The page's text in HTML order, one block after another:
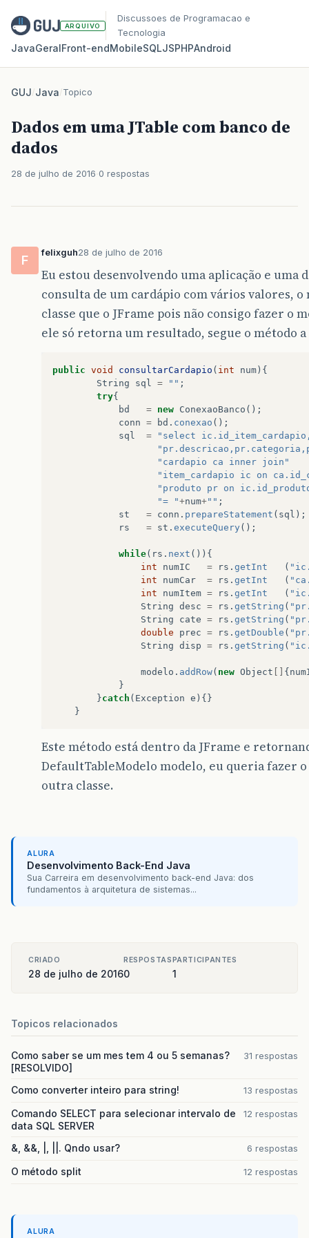
ARQUIVO
Discussoes de Programacao e
Tecnologia
JavaGeralFront‑endMobileSQLJSPHPAndroid
GUJ/Java/Topico
Dados em uma JTable com banco de
dados
28 de julho de 2016 0 respostas
F
felixguh28 de julho de 2016
Eu estou desenvolvendo uma aplicação e
consulta de um cardápio com vários valores,
classe que o JFrame pois não consigo fazer o
ele só retorna um resultado, segue o método a
public void consultarCardapio ( int num ){
String
sql = "" ;
try{
bd
= new ConexaoBanco ();
conn = bd . conexao ();
sql
=
"select
"cardapio ca inner join"
"item_cardapio ic on
"produto pr on
"= "+num+"" ;
st
= conn . prepareStatement ( sql );
rs
= st . executeQuery ();
while( rs . next ()){
int
numIC = rs . getInt (
int
numCar = rs . getInt (
int
numItem = rs . getInt (
String desc = rs . getString (
String
cate = rs . getString (
double
prec = rs . getDouble (
String disp = rs . getString (
modelo . addRow( new Object {
}
}catch ( Exception e ){}
}
Este método está dentro da JFrame e
DefaultTableModelo modelo, eu queria fazer
outra classe.
ALURA
Desenvolvimento Back-End Java
Sua Carreira em desenvolvimento back-end Java: dos
fundamentos à arquitetura de sistemas...
CRIADO
28 de julho de 2016
RESPOSTAS
0
PARTICIPANTES
1
Topicos relacionados
Como saber se um mes tem 4 ou 5 semanas?
[RESOLVIDO]
31 respostas
Como converter inteiro para string! 13 respostas
Comando SELECT para selecionar intervalo de
data SQL SERVER
12 respostas
&, &&, |, ||. Qndo usar? 6 respostas
O método split 12 respostas
ALURA